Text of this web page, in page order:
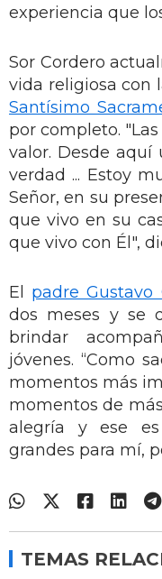
experiencia que
Sor Cordero
vida religiosa con
Santísimo
por completo.
valor. Desde aquí
verdad ... Estoy
Señor, en su
que vivo en su
que vivo con Él",
El padre Gustavo
dos meses y se
brindar
jóvenes. “Como
momentos más
momentos de
alegría y ese
grandes para mí,
TEMAS